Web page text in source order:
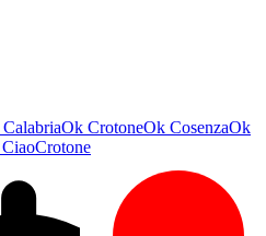
CalabriaOk CrotoneOk CosenzaOk
CiaoCrotone